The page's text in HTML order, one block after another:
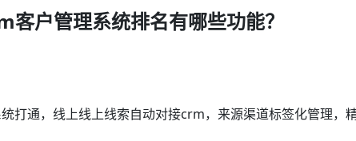
客户管理系统排名有哪些功能？
打通，线上线上线索自动对接crm，来源渠道标签化管理，